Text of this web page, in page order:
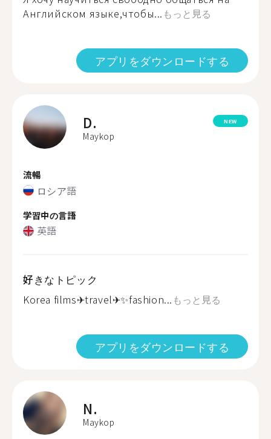
Английском языке,чтобы... もっと見る
アプリをダウンロードする
D.
Maykop
NEW
流暢
ロシア語
学習中の言語
英語
好きなトピック
Korea films✈travel✈✨fashion... もっと見る
アプリをダウンロードする
N.
Maykop